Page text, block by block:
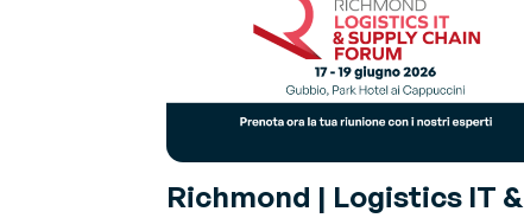
Richmond | Logistics IT &